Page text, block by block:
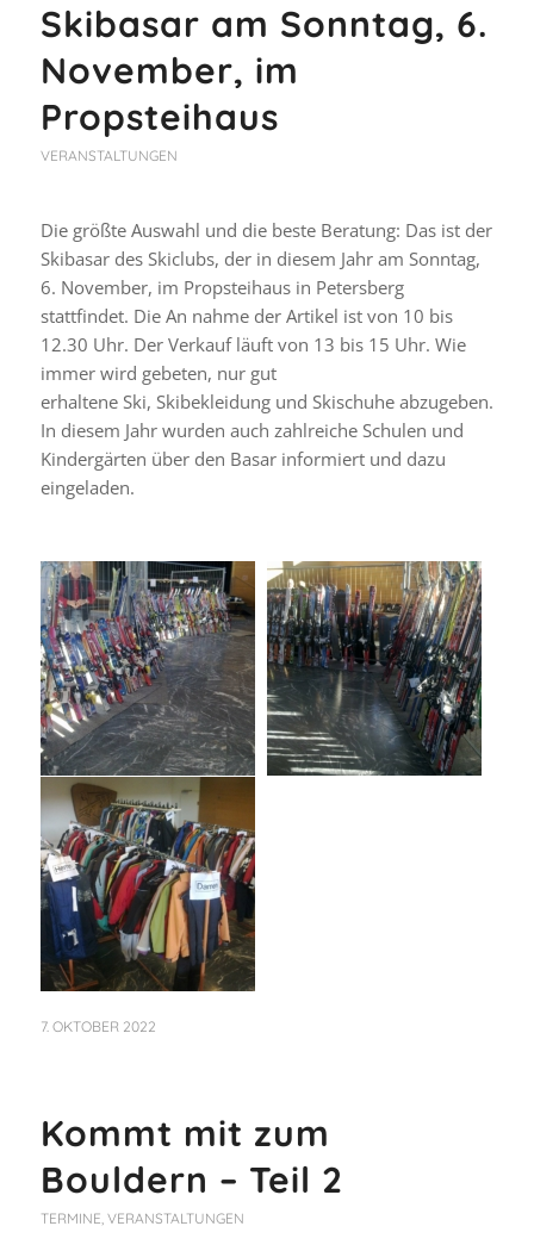
Skibasar am Sonntag, 6.
November, im
Propsteihaus
VERANSTALTUNGEN
Die größte Auswahl und die beste Beratung: Das ist der
Skibasar des Skiclubs, der in diesem Jahr am Sonntag,
6. November, im Propsteihaus in Petersberg
stattfindet. Die An nahme der Artikel ist von 10 bis
12.30 Uhr. Der Verkauf läuft von 13 bis 15 Uhr. Wie
immer wird gebeten, nur gut
erhaltene Ski, Skibekleidung und Skischuhe abzugeben.
In diesem Jahr wurden auch zahlreiche Schulen und
Kindergärten über den Basar informiert und dazu
eingeladen.
7. OKTOBER 2022
Kommt mit zum
Bouldern – Teil 2
TERMINE, VERANSTALTUNGEN